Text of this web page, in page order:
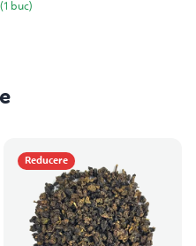
(1 buc)
Reducere